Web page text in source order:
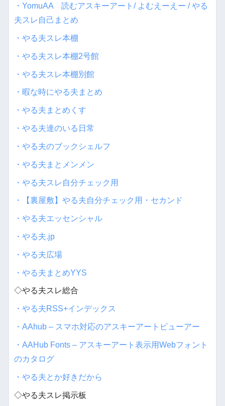
・YomuAA 読むアスキーアート/ よむえーえー / やる
夫スレ自己まとめ
・やる夫スレ本棚
・やる夫スレ本棚2号館
・やる夫スレ本棚別館
・暇な時にやる夫まとめ
・やる夫まとめくす
・やる夫達のいる日常
・やる夫のブックシェルフ
・やる夫まとメンメン
・やる夫スレ自分チェック用
・【裏屋敷】やる夫自分チェック用・セカンド
・やる夫エッセンシャル
・やる夫.jp
・やる夫広場
・やる夫まとめYYS
◇やる夫スレ総合
・やる夫RSS+インデックス
・AAhub – スマホ対応のアスキーアートビューアー
・AAHub Fonts – アスキーアート表示用Webフォント
のカタログ
・やる夫とか好きだから
◇やる夫スレ掲示板